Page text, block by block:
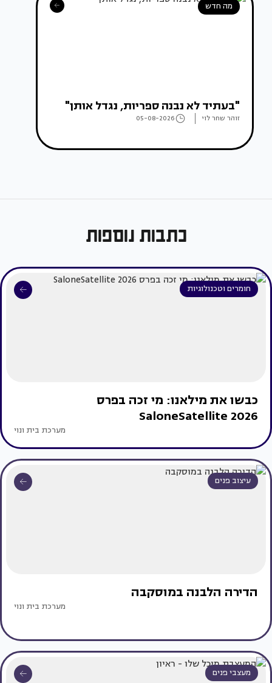
מה חדש
"בעתיד לא נבנה ספריות, נגדל אותן"
זוהר שחר לוי 05-08-2026
כתבות נוספות
חומרים וטכנולוגיות
כבשו את מילאנו: מי זכה בפרס
SaloneSatellite 2026
מערכת בית ונוי
עיצוב פנים
הדירה הלבנה במוסקבה
מערכת בית ונוי
מעצבי פנים